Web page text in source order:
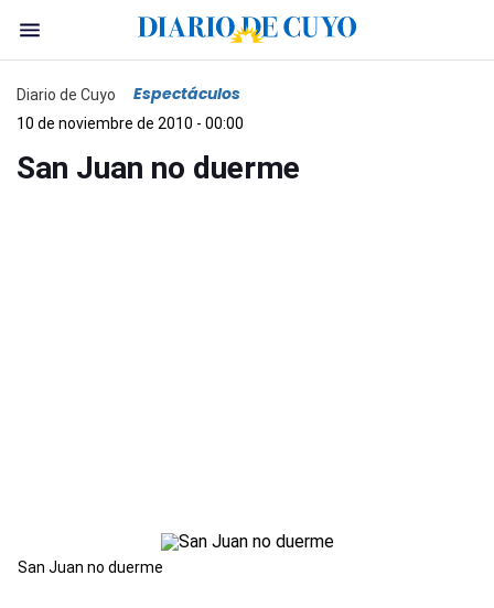
Diario de Cuyo Espectáculos
10 de noviembre de 2010 - 00:00
San Juan no duerme
San Juan no duerme